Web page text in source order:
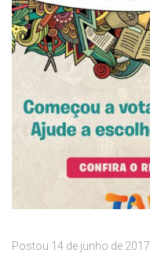
Postou 14 de junho de 2017